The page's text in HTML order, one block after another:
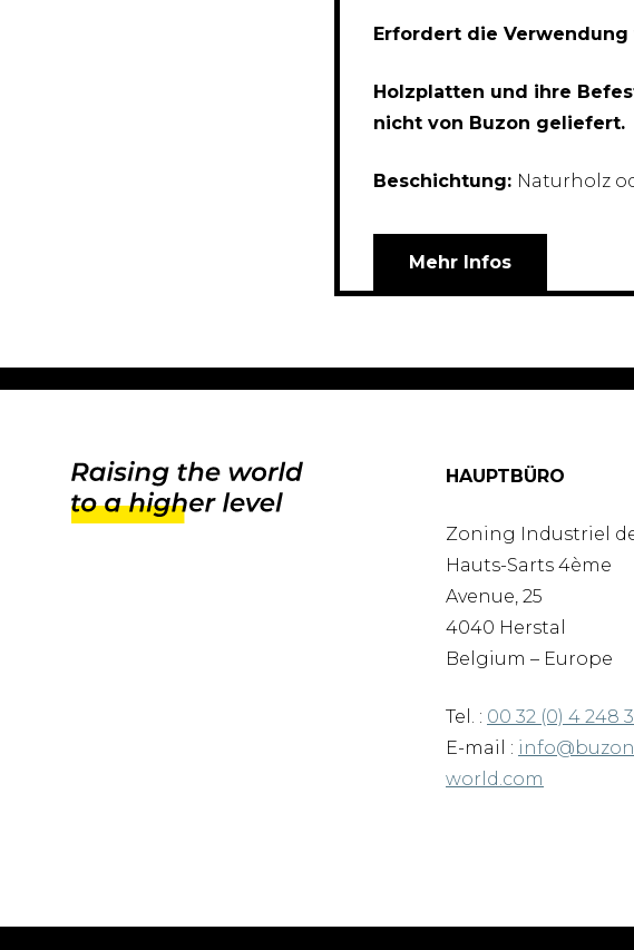
Erfordert die Verwendung
Holzplatten und ihre
nicht von Buzon geliefert.
Beschichtung: Naturholz
Mehr Infos
HAUPTBÜRO
Zoning Industriel
Hauts-Sarts 4ème
Avenue, 25
4040 Herstal
Belgium – Europe
Tel. : 00 32 (0) 4 248
E-mail :
world.com